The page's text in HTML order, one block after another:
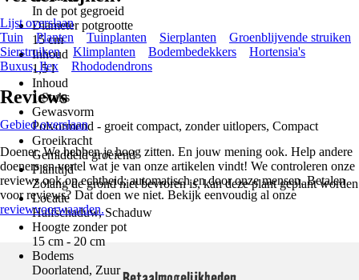
In de pot gegroeid
Diameter potgrootte
15 cm
Inhoud
1,5 l
Inhoud
1 Stuks
Gewasvorm
Polvormend - groeit compact, zonder uitlopers, Compact
Groeikracht
Gemiddeld groeiend
Planttijd
Zolang de grond niet bevroren is, kan deze plant geplant worden
Locatie
Halfschaduw, Schaduw
Hoogte zonder pot
15 cm - 20 cm
Bodems
Doorlatend, Zuur
Lijst overslaan
Tuin
Planten Tuinplanten Sierplanten
Groenblijvende struiken
Sierstruiken
Klimplanten Bodembedekkers
Hortensia's
Buxus, Ilex
Rhododendrons
Reviews
Gebied overslaan
Doener. We hebben je hoog zitten. En jouw mening ook. Help andere
doeners en vertel wat je van onze artikelen vindt! We controleren onze
reviews ook op echtheid; automatisch en door onze mensen. Betalen
voor reviews? Dat doen we niet. Bekijk eenvoudig al onze
reviewvoorwaarden.